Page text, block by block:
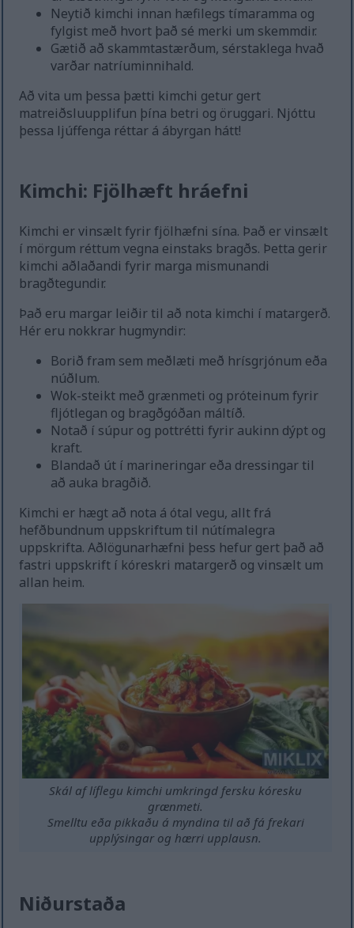
Neytið kimchi innan hæfilegs tímaramma og
fylgist með hvort það sé merki um skemmdir.
Gætið að skammtastærðum, sérstaklega hvað
varðar natríuminnihald.
Að vita um þessa þætti kimchi getur gert
matreiðsluupplifun þína betri og öruggari. Njóttu
þessa ljúffenga réttar á ábyrgan hátt!
Kimchi: Fjölhæft hráefni
Kimchi er vinsælt fyrir fjölhæfni sína. Það er vinsælt
í mörgum réttum vegna einstaks bragðs. Þetta gerir
kimchi aðlaðandi fyrir marga mismunandi
bragðtegundir.
Það eru margar leiðir til að nota kimchi í matargerð.
Hér eru nokkrar hugmyndir:
Borið fram sem meðlæti með hrísgrjónum eða
núðlum.
Wok-steikt með grænmeti og próteinum fyrir
fljótlegan og bragðgóðan máltíð.
Notað í súpur og pottrétti fyrir aukinn dýpt og
kraft.
Blandað út í marineringar eða dressingar til
að auka bragðið.
Kimchi er hægt að nota á ótal vegu, allt frá
hefðbundnum uppskriftum til nútímalegra
uppskrifta. Aðlögunarhæfni þess hefur gert það að
fastri uppskrift í kóreskri matargerð og vinsælt um
allan heim.
Skál af líflegu kimchi umkringd fersku kóresku
grænmeti.
Smelltu eða pikkaðu á myndina til að fá frekari
upplýsingar og hærri upplausn.
Niðurstaða